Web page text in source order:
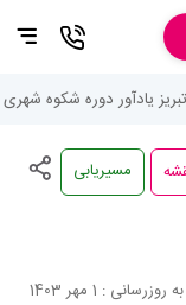
یادآور دوره شکوه
مسیریابی
به روزرسانی : 1 مهر 1403